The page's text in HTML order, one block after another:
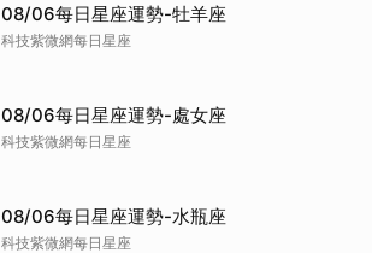
08/06每日星座運勢-牡羊座
科技紫微網每日星座
08/06每日星座運勢-處女座
科技紫微網每日星座
08/06每日星座運勢-水瓶座
科技紫微網每日星座